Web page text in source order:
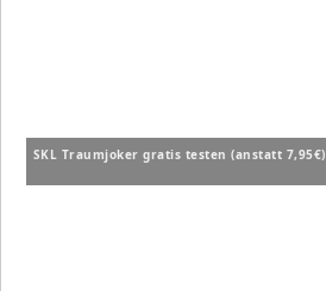
SKL Traumjoker gratis testen (anstatt 7,95€)